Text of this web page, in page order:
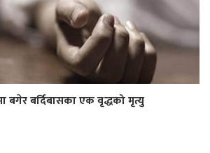
बगेर बर्दिबासका एक वृद्धको मृत्यु